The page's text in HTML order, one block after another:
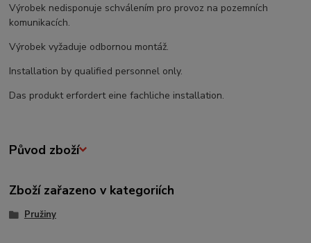
Výrobek nedisponuje schválením pro provoz na pozemních
komunikacích.
Výrobek vyžaduje odbornou montáž.
Installation by qualified personnel only.
Das produkt erfordert eine fachliche installation.
Původ zboží
Zboží zařazeno v kategoriích
Pružiny